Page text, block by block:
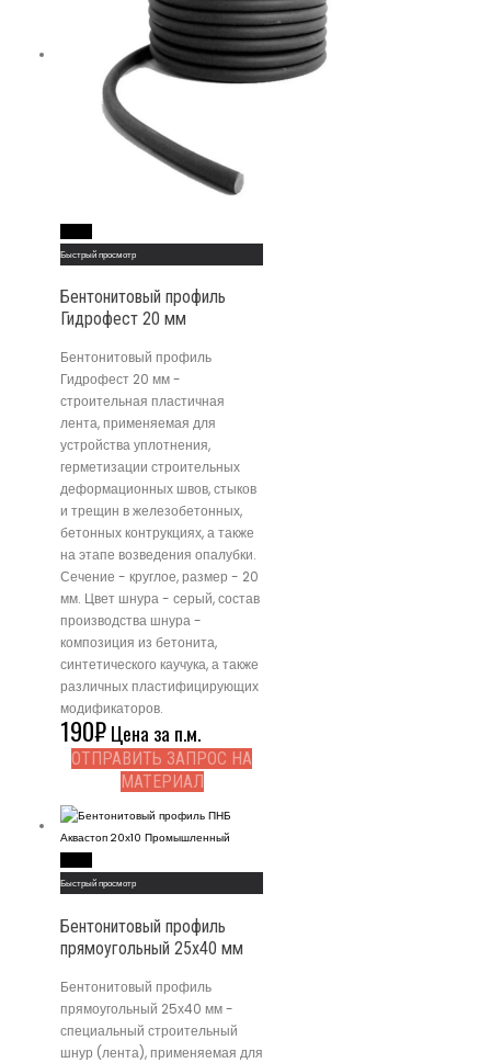
Быстрый просмотр
Бентонитовый профиль
Гидрофест 20 мм
Бентонитовый профиль
Гидрофест 20 мм -
строительная пластичная
лента, применяемая для
устройства уплотнения,
герметизации строительных
деформационных швов, стыков
и трещин в железобетонных,
бетонных контрукциях, а также
на этапе возведения опалубки.
Сечение - круглое, размер - 20
мм. Цвет шнура - серый, состав
производства шнура -
композиция из бетонита,
синтетического каучука, а также
различных пластифицирующих
модификаторов.
190₽Цена за п.м.
ОТПРАВИТЬ ЗАПРОС НА
МАТЕРИАЛ
Быстрый просмотр
Бентонитовый профиль
прямоугольный 25х40 мм
Бентонитовый профиль
прямоугольный 25х40 мм -
специальный строительный
шнур (лента), применяемая для